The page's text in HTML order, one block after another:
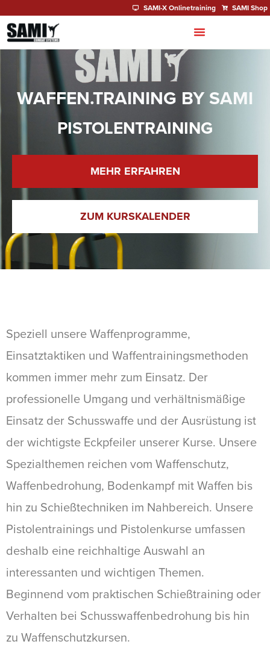
SAMI-X Onlinetraining SAMI Shop
WAFFEN.TRAINING BY SAMI
PISTOLENTRAINING
MEHR ERFAHREN
ZUM KURSKALENDER
Speziell unsere Waffenprogramme,
Einsatztaktiken und Waffentrainingsmethoden
kommen immer mehr zum Einsatz. Der
professionelle Umgang und verhältnismäßige
Einsatz der Schusswaffe und der Ausrüstung ist
der wichtigste Eckpfeiler unserer Kurse. Unsere
Spezialthemen reichen vom Waffenschutz,
Waffenbedrohung, Bodenkampf mit Waffen bis
hin zu Schießtechniken im Nahbereich. Unsere
Pistolentrainings und Pistolenkurse umfassen
deshalb eine reichhaltige Auswahl an
interessanten und wichtigen Themen.
Beginnend vom praktischen Schießtraining oder
Verhalten bei Schusswaffenbedrohung bis hin
zu Waffenschutzkursen.